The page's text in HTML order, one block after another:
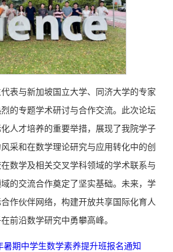
表与新加坡国立大学、同济大学的专家
的专题学术研讨与合作交流。此次论坛
人才培养的重要举措，展现了我院学子
采和在数学理论研究与应用转化中的创
数学及相关交叉学科领域的学术联系与
的交流合作奠定了坚实基础。未来，学
作伙伴网络，构建开放共享国际化育人
前沿数学研究中勇攀高峰。
暑期中学生数学素养提升班报名通知